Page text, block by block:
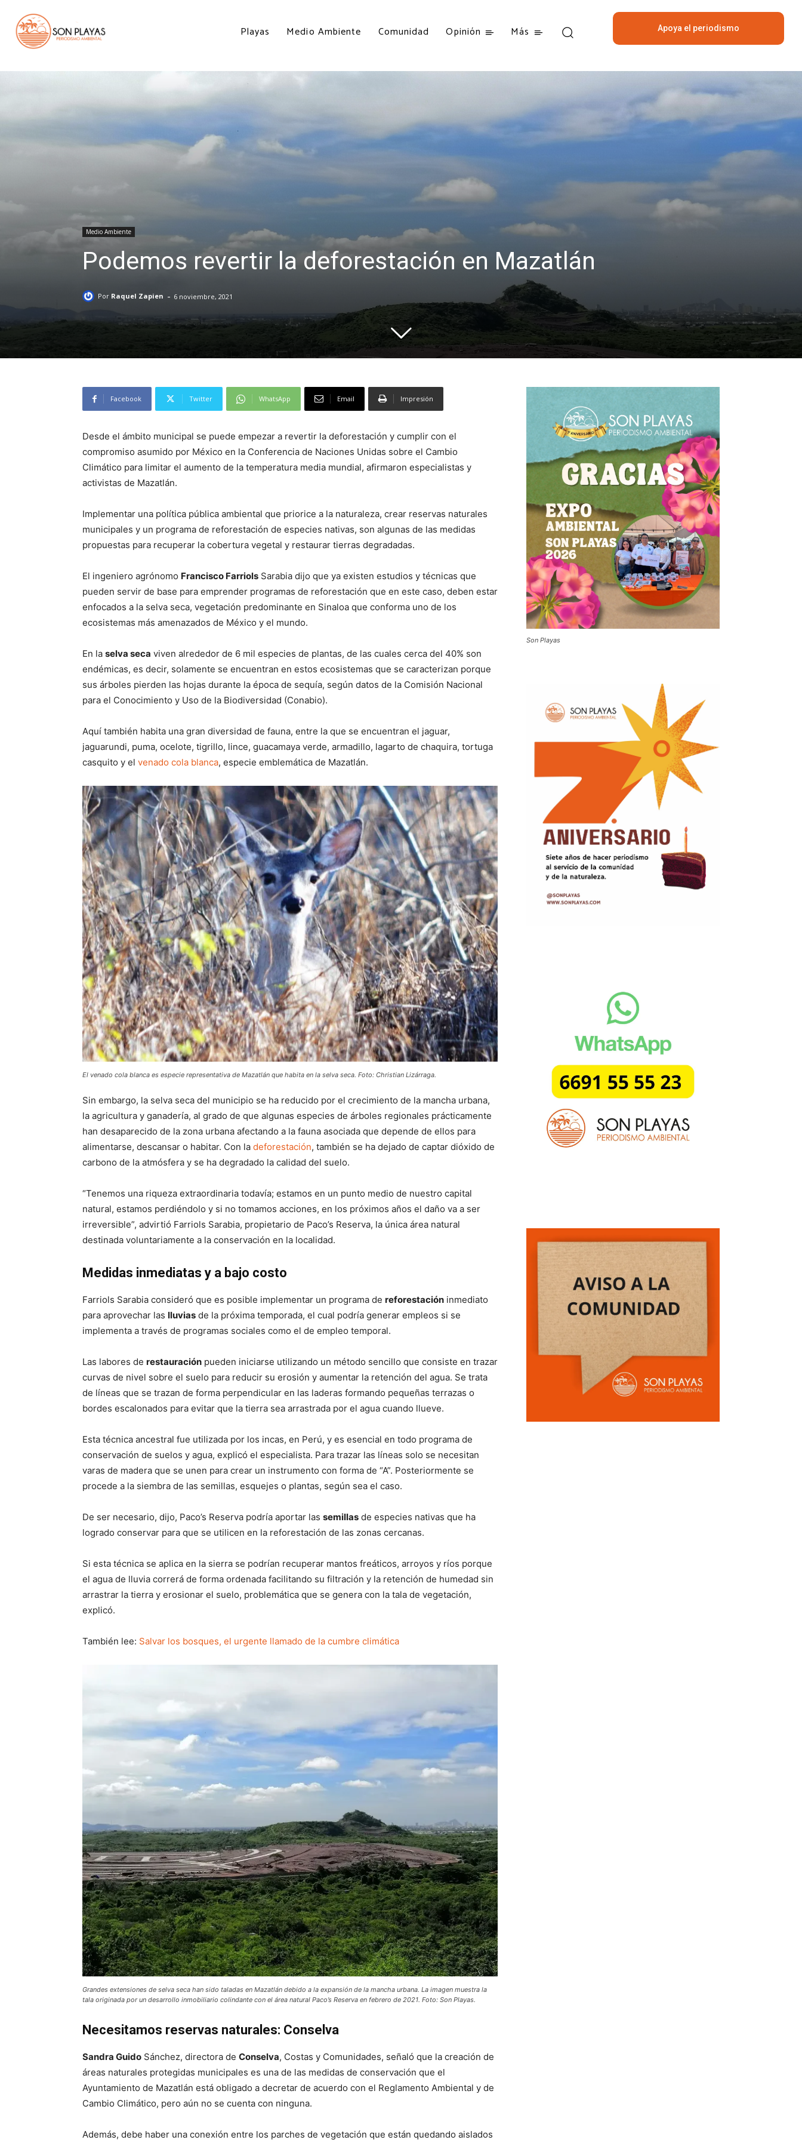
Playas Medio Ambiente Comunidad Opinión Más Apoya el periodismo
Inicio Medio Ambiente
Medio Ambiente
Podemos revertir la deforestación en Mazatlán
Por Raquel Zapien - 6 noviembre, 2021
Facebook Twitter WhatsApp Email Impresión
Desde el ámbito municipal se puede empezar a revertir la deforestación y cumplir con el
compromiso asumido por México en la Conferencia de Naciones Unidas sobre el Cambio
Climático para limitar el aumento de la temperatura media mundial, afirmaron especialistas y
activistas de Mazatlán.
Implementar una política pública ambiental que priorice a la naturaleza, crear reservas naturales
municipales y un programa de reforestación de especies nativas, son algunas de las medidas
propuestas para recuperar la cobertura vegetal y restaurar tierras degradadas.
El ingeniero agrónomo Francisco Farriols Sarabia dijo que ya existen estudios y técnicas que
pueden servir de base para emprender programas de reforestación que en este caso, deben estar
enfocados a la selva seca, vegetación predominante en Sinaloa que conforma uno de los
ecosistemas más amenazados de México y el mundo.
En la selva seca viven alrededor de 6 mil especies de plantas, de las cuales cerca del 40% son
endémicas, es decir, solamente se encuentran en estos ecosistemas que se caracterizan porque
sus árboles pierden las hojas durante la época de sequía, según datos de la Comisión Nacional
para el Conocimiento y Uso de la Biodiversidad (Conabio).
Aquí también habita una gran diversidad de fauna, entre la que se encuentran el jaguar,
jaguarundi, puma, ocelote, tigrillo, lince, guacamaya verde, armadillo, lagarto de chaquira, tortuga
casquito y el venado cola blanca, especie emblemática de Mazatlán.
El venado cola blanca es especie representativa de Mazatlán que habita en la selva seca. Foto: Christian Lizárraga.
Sin embargo, la selva seca del municipio se ha reducido por el crecimiento de la mancha urbana,
la agricultura y ganadería, al grado de que algunas especies de árboles regionales prácticamente
han desaparecido de la zona urbana afectando a la fauna asociada que depende de ellos para
alimentarse, descansar o habitar. Con la deforestación, también se ha dejado de captar dióxido de
carbono de la atmósfera y se ha degradado la calidad del suelo.
“Tenemos una riqueza extraordinaria todavía; estamos en un punto medio de nuestro capital
natural, estamos perdiéndolo y si no tomamos acciones, en los próximos años el daño va a ser
irreversible”, advirtió Farriols Sarabia, propietario de Paco’s Reserva, la única área natural
destinada voluntariamente a la conservación en la localidad.
Medidas inmediatas y a bajo costo
Farriols Sarabia consideró que es posible implementar un programa de reforestación inmediato
para aprovechar las lluvias de la próxima temporada, el cual podría generar empleos si se
implementa a través de programas sociales como el de empleo temporal.
Las labores de restauración pueden iniciarse utilizando un método sencillo que consiste en trazar
curvas de nivel sobre el suelo para reducir su erosión y aumentar la retención del agua. Se trata
de líneas que se trazan de forma perpendicular en las laderas formando pequeñas terrazas o
bordes escalonados para evitar que la tierra sea arrastrada por el agua cuando llueve.
Esta técnica ancestral fue utilizada por los incas, en Perú, y es esencial en todo programa de
conservación de suelos y agua, explicó el especialista. Para trazar las líneas solo se necesitan
varas de madera que se unen para crear un instrumento con forma de “A”. Posteriormente se
procede a la siembra de las semillas, esquejes o plantas, según sea el caso.
De ser necesario, dijo, Paco’s Reserva podría aportar las semillas de especies nativas que ha
logrado conservar para que se utilicen en la reforestación de las zonas cercanas.
Si esta técnica se aplica en la sierra se podrían recuperar mantos freáticos, arroyos y ríos porque
el agua de lluvia correrá de forma ordenada facilitando su filtración y la retención de humedad sin
arrastrar la tierra y erosionar el suelo, problemática que se genera con la tala de vegetación,
explicó.
También lee: Salvar los bosques, el urgente llamado de la cumbre climática
Grandes extensiones de selva seca han sido taladas en Mazatlán debido a la expansión de la mancha urbana. La imagen muestra la
tala originada por un desarrollo inmobiliario colindante con el área natural Paco’s Reserva en febrero de 2021. Foto: Son Playas.
Necesitamos reservas naturales: Conselva
Sandra Guido Sánchez, directora de Conselva, Costas y Comunidades, señaló que la creación de
áreas naturales protegidas municipales es una de las medidas de conservación que el
Ayuntamiento de Mazatlán está obligado a decretar de acuerdo con el Reglamento Ambiental y de
Cambio Climático, pero aún no se cuenta con ninguna.
Además, debe haber una conexión entre los parches de vegetación que están quedando aislados
Son Playas